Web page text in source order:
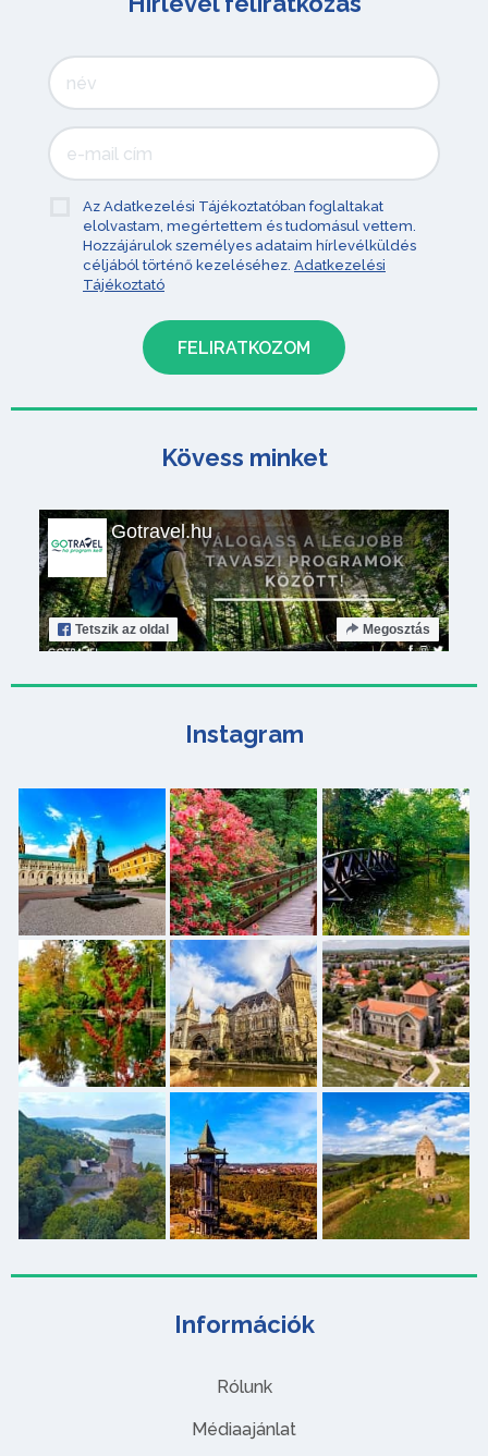
Információk
Rólunk
Médiaajánlat
Az Adatkezelési Tájékoztatóban foglaltakat
elolvastam, megértettem és tudomásul vettem.
Hozzájárulok személyes adataim hírlevélküldés
céljából történő kezeléséhez. Adatkezelési
Tájékoztató
Kövess minket
Gotravel.hu
Tetszik az oldal Megosztás
Instagram